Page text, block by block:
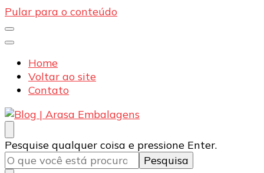
Pular para o conteúdo
Home
Voltar ao site
Contato
Blog | Arasa Embalagens
Confira conteúdos sobre embalagens para pizzas,
doces e salgados. Tudo para seu comércio com a
qualidade Arasa. Leia nossos conteúdos!
Procurando
algo?
Pesquise qualquer coisa e pressione Enter.